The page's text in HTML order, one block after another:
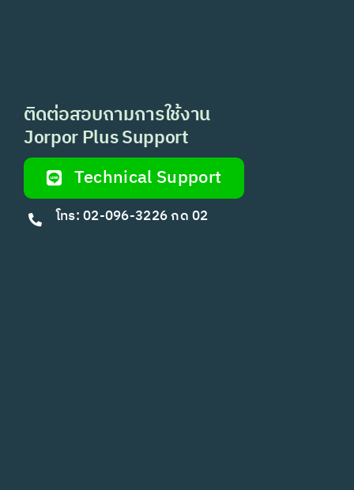
ติดต่อสอบถามการใช้งาน
Jorpor Plus Support
Technical Support
โทร: 02-096-3226 กด 02